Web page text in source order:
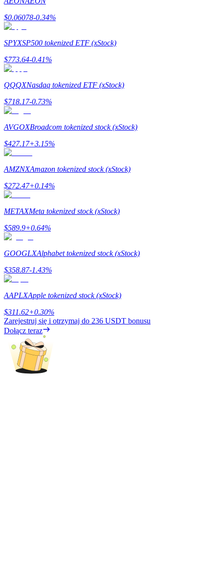
Polecaj
Zaproś przyjaciela, aby otrzymać nagrody pieniężne
Deposit CASHCAT & Win
Deposit CASHCAT & Win
Share 500000 CASHCAT prize pool
Exclusive for BitMart Users
Register & Trade to Win 500,000 USDT
Precious Metals Trading Carnival
Trade Gold & Silver · 33,333 USDT Bonus
$0.06078-0.34%
SPYXSP500 tokenized ETF (xStock)
$773.64-0.41%
QQQXNasdaq tokenized ETF (xStock)
$718.17-0.73%
AVGOXBroadcom tokenized stock (xStock)
$427.17+3.15%
AMZNXAmazon tokenized stock (xStock)
$272.47+0.14%
METAXMeta tokenized stock (xStock)
$589.9+0.64%
GOOGLXAlphabet tokenized stock (xStock)
$358.87-1.43%
AAPLXApple tokenized stock (xStock)
$311.62+0.30%
Zarejestruj się i otrzymaj do 236 USDT bonusu
Dołącz teraz